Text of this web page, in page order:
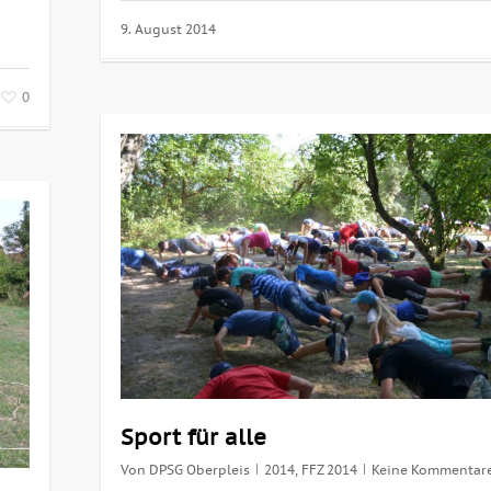
0
9. August 2014
Sport für alle
Von DPSG Oberpleis 2014, FFZ 2014 Keine